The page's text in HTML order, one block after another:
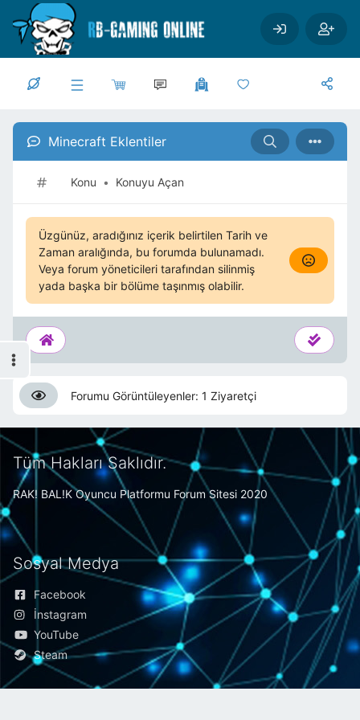
Ana içeriğe geç
Minecraft Eklentiler
Konu • Konuyu Açan
Üzgünüz, aradığınız içerik belirtilen Tarih ve
Zaman aralığında, bu forumda bulunamadı.
Veya forum yöneticileri tarafından silinmiş
yada başka bir bölüme taşınmış olabilir.
Forumu Görüntüleyenler: 1 Ziyaretçi
Tüm Hakları Saklıdır.
RAK! BAL!K Oyuncu Platformu Forum Sitesi 2020
Sosyal Medya
Facebook
İnstagram
YouTube
Steam